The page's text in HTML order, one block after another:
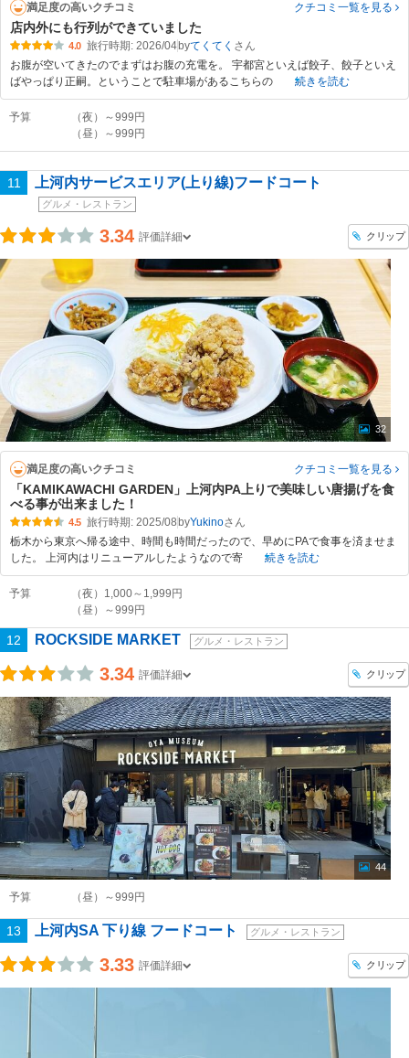
満足度の高いクチコミ クチコミ一覧を見る
店内外にも行列ができていました
4.0 旅行時期: 2026/04byてくてく
お腹が空いてきたのでまずはお腹の充電を。 宇都宮といえば餃子、餃子といえ
ばやっぱり正嗣。ということで駐車場があるこちらの
続きを読む
予算
（夜）～999円
（昼）～999円
11 上河内サービスエリア(上り線)フードコート
グルメ・レストラン
3.34 評価詳細 クリップ
32
満足度の高いクチコミ クチコミ一覧を見る
「KAMIKAWACHI GARDEN」上河内PA上りで美味しい唐揚げを食
べる事が出来ました！
4.5 旅行時期: 2025/08 byYukino
栃木から東京へ帰る途中、時間も時間だったので、早めにPAで食事を済ませま
した。 上河内はリニューアルしたようなので寄
続きを読む
予算
（夜）1,000～1,999円
（昼）～999円
12 ROCKSIDE MARKET グルメ・レストラン
3.34 評価詳細 クリップ
44
予算 （昼）～999円
13 上河内SA 下り線 フードコート グルメ・レストラン
3.33 評価詳細 クリップ